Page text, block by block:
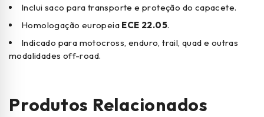
Inclui saco para transporte e proteção do capacete.
Homologação europeia ECE 22.05.
Indicado para motocross, enduro, trail, quad e outras
modalidades off-road.
Produtos Relacionados